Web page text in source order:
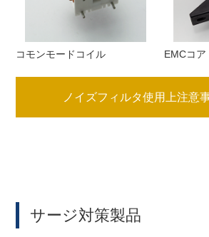
コモンモードコイル EMCコア
ノイズフィルタ使用上注意
サージ対策製品